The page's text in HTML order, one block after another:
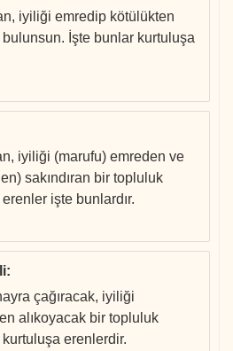
iyiliği emredip kötülükten
İşte bunlar kurtuluşa
iyiliği (marufu) emreden ve
sakındıran bir topluluk
işte bunlardır.
:
çağıracak, iyiliği
alıkoyacak bir topluluk
erenlerdir.